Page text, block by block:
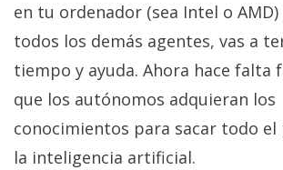
en tu ordenador (sea Intel o
todos los demás agentes, vas a
tiempo y ayuda. Ahora hace falta
que los autónomos adquieran los
conocimientos para sacar todo el
la inteligencia artificial.